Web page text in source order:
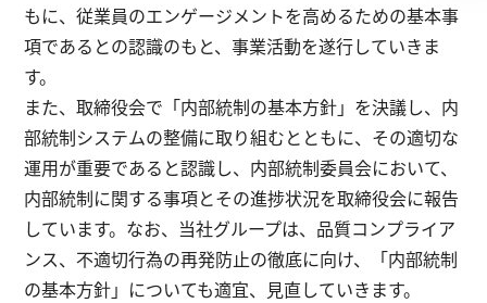
English お問い合わせ
もに、従業員のエンゲージメントを高めるための基本事
項であるとの認識のもと、事業活動を遂行していきま
す。
また、取締役会で「内部統制の基本方針」を決議し、内
部統制システムの整備に取り組むとともに、その適切な
運用が重要であると認識し、内部統制委員会において、
内部統制に関する事項とその進捗状況を取締役会に報告
しています。なお、当社グループは、品質コンプライア
ンス、不適切行為の再発防止の徹底に向け、「内部統制
の基本方針」についても適宜、見直していきます。